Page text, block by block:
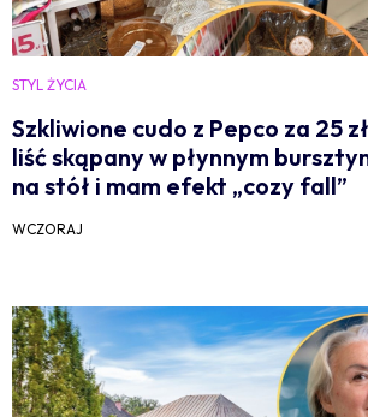
STYL ŻYCIA
Szkliwione cudo z Pepco za 25
liść skąpany w płynnym
na stół i mam efekt „cozy fall”
WCZORAJ